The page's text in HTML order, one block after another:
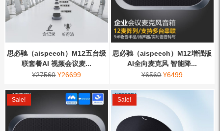
思必驰（aispeech）M12五台级
联套餐AI 视频会议麦...
¥27560 ¥26699
思必驰（aispeech）M12增强版
AI全向麦克风 智能降...
¥6560 ¥6499
Sale! Sale!